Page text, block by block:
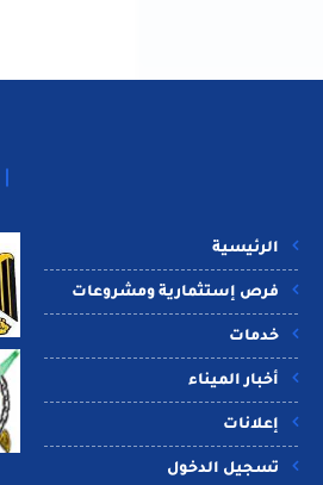
الرئيسية
فرص إستثمارية ومشروعات
خدمات
أخبار الميناء
إعلانات
تسجيل الدخول